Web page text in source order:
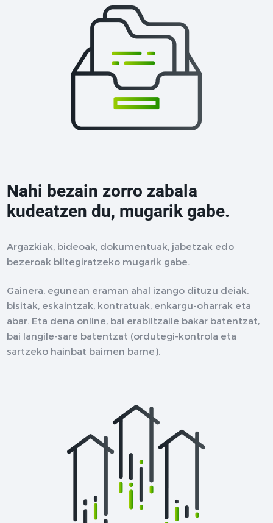
Nahi bezain zorro zabala
kudeatzen du, mugarik gabe.
Argazkiak, bideoak, dokumentuak, jabetzak edo
bezeroak biltegiratzeko mugarik gabe.
Gainera, egunean eraman ahal izango dituzu deiak,
bisitak, eskaintzak, kontratuak, enkargu-oharrak eta
abar. Eta dena online, bai erabiltzaile bakar batentzat,
bai langile-sare batentzat (ordutegi-kontrola eta
sartzeko hainbat baimen barne).